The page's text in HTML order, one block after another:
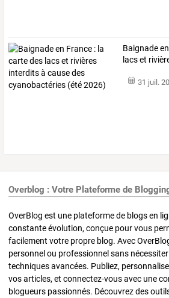
Baignadeen
lacset
31 juil.
Overblog : Votre Plateforme de
OverBlog est une plateforme de blogs en
constante évolution, conçue pour vous
facilement votre propre blog. Avec
personnel ou professionnel sans
techniques avancées. Publiez,
vos articles, et connectez-vous avec une
blogueurs passionnés. Découvrez des